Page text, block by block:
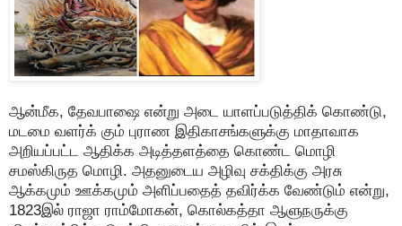
ஆன்மீக, தேவபாஷை என்று அடை யாளப்படுத்திக் கொண்டு,
மடமை வளர்க் கும் புராண இதிகாசங்களுக்கு மாதாவாக
அறியப்பட்ட ஆதிக்க அடித்தளத்தை கொண்ட மொழி
சமஸ்கிருத மொழி. அதனுடைய அழிவு சக்திக்கு அரசு
ஆக்கமும் ஊக்கமும் அளிப்பதைத் தவிர்க்க வேண்டும் என்று,
1823இல் ராஜா ராம்மோகன், கொல்கத்தா ஆளுநருக்கு